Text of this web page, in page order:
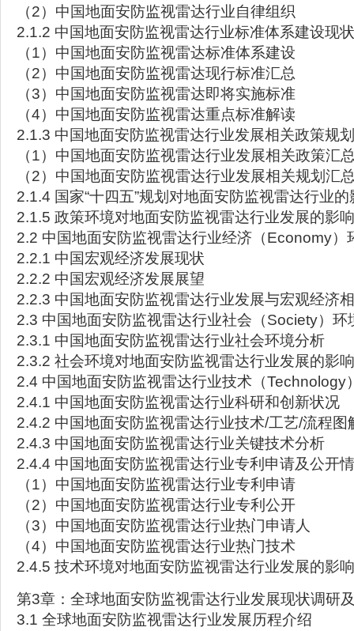
（2）中国地面安防监视雷达行业自律组织
2.1.2 中国地面安防监视雷达行业标准体系建设现状
（1）中国地面安防监视雷达标准体系建设
（2）中国地面安防监视雷达现行标准汇总
（3）中国地面安防监视雷达即将实施标准
（4）中国地面安防监视雷达重点标准解读
2.1.3 中国地面安防监视雷达行业发展相关政策规
（1）中国地面安防监视雷达行业发展相关政策汇
（2）中国地面安防监视雷达行业发展相关规划汇
2.1.4 国家“十四五”规划对地面安防监视雷达行业
2.1.5 政策环境对地面安防监视雷达行业发展的影
2.2 中国地面安防监视雷达行业经济（Economy）
2.2.1 中国宏观经济发展现状
2.2.2 中国宏观经济发展展望
2.2.3 中国地面安防监视雷达行业发展与宏观经济
2.3 中国地面安防监视雷达行业社会（Society）环
2.3.1 中国地面安防监视雷达行业社会环境分析
2.3.2 社会环境对地面安防监视雷达行业发展的影
2.4 中国地面安防监视雷达行业技术（Technology
2.4.1 中国地面安防监视雷达行业科研和创新状况
2.4.2 中国地面安防监视雷达行业技术/工艺/流程图
2.4.3 中国地面安防监视雷达行业关键技术分析
2.4.4 中国地面安防监视雷达行业专利申请及公开
（1）中国地面安防监视雷达行业专利申请
（2）中国地面安防监视雷达行业专利公开
（3）中国地面安防监视雷达行业热门申请人
（4）中国地面安防监视雷达行业热门技术
2.4.5 技术环境对地面安防监视雷达行业发展的影
第3章：全球地面安防监视雷达行业发展现状调研
3.1 全球地面安防监视雷达行业发展历程介绍